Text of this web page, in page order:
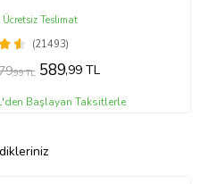
(21493)
Teslimat
,99 TL 589,99 TL
Başlayan Taksitlerle